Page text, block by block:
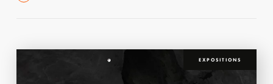
EXPOSITIONS